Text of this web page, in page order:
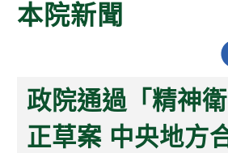
本院新聞
政院通過「精神
正草案 中央地方